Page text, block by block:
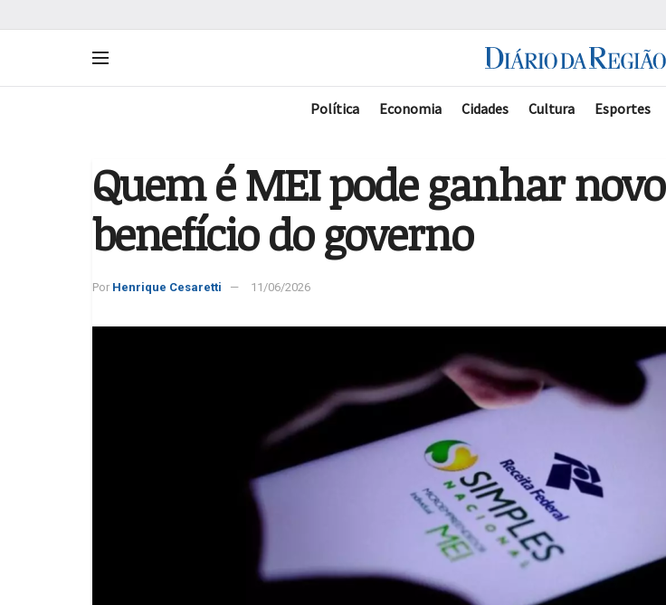
Política Economia Cidades Cultura Esportes
Quem é MEI pode ganhar novo
benefício do governo
Por Henrique Cesaretti 11/06/2026